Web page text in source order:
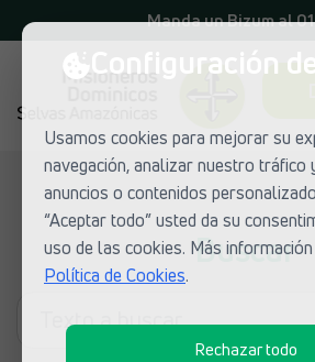
Configuración de
Usamos cookies para mejorar su
navegación, analizar nuestro
anuncios o contenidos
“Aceptar todo” usted da su
uso de las cookies. Más
Política de Cookies.
Rechazar todo
Manda un Bizum al
Buscar